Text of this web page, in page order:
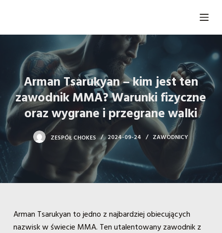
z
d
o
t
c
Arman Tsarukyan – kim jest ten
zawodnik MMA? Warunki fizyczne
oraz wygrane i przegrane walki
ZESPÓŁ CHOKES 2024-09-24 ZAWODNICY
Arman Tsarukyan to jedno z najbardziej obiecujących
nazwisk w świecie MMA. Ten utalentowany zawodnik z